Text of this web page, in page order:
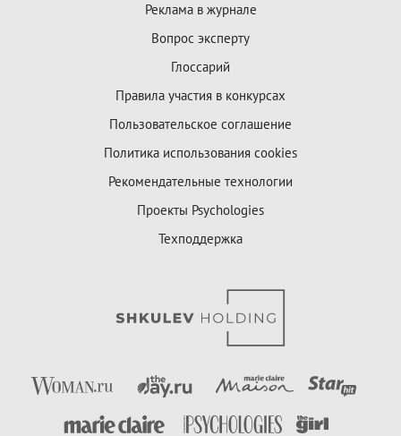
Реклама в журнале
Вопрос эксперту
Глоссарий
Правила участия в конкурсах
Пользовательское соглашение
Политика использования cookies
Рекомендательные технологии
Проекты Psychologies
Техподдержка